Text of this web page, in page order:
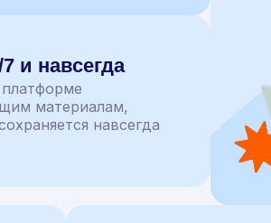
и навсегда
материалам,
навсегда